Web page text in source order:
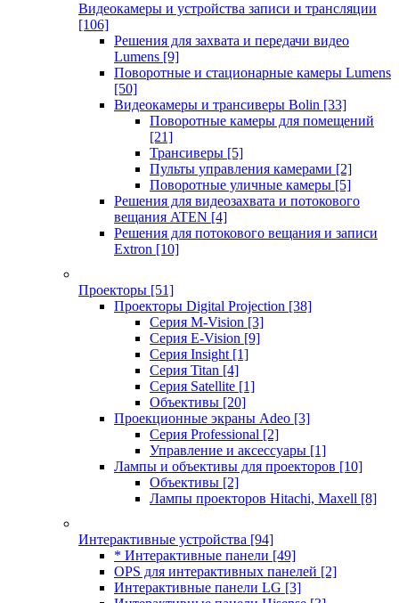
Видеокамеры и устройства записи и трансляции
[106]
Решения для захвата и передачи видео
Lumens [9]
Поворотные и стационарные камеры Lumens
[50]
Видеокамеры и трансиверы Bolin [33]
Поворотные камеры для помещений
[21]
Трансиверы [5]
Пульты управления камерами [2]
Поворотные уличные камеры [5]
Решения для видеозахвата и потокового
вещания ATEN [4]
Решения для потокового вещания и записи
Extron [10]
Проекторы [51]
Проекторы Digital Projection [38]
Серия M-Vision [3]
Серия E-Vision [9]
Серия Insight [1]
Серия Titan [4]
Серия Satellite [1]
Объективы [20]
Проекционные экраны Adeo [3]
Серия Professional [2]
Управление и аксессуары [1]
Лампы и объективы для проекторов [10]
Объективы [2]
Лампы проекторов Hitachi, Maxell [8]
Интерактивные устройства [94]
* Интерактивные панели [49]
OPS для интерактивных панелей [2]
Интерактивные панели LG [3]